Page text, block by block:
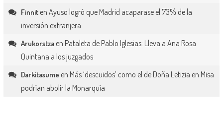
Finniten Ayuso logró que Madrid acaparase el 73% de la
inversión extranjera
Arukorstzaen Pataleta de Pablo Iglesias: Lleva a Ana Rosa
Quintana a los juzgados
Darkitasume en Más ‘descuidos’ como el de Doña Letizia en Misa
podrían abolir la Monarquía